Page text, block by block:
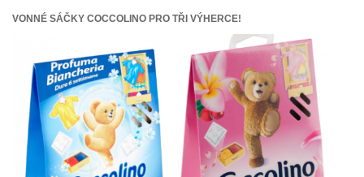
VONNÉ SÁČKY COCCOLINO PRO TŘI VÝHERCE!